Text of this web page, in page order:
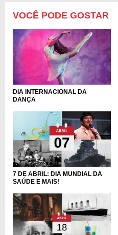
VOCÊ PODE GOSTAR
DIA INTERNACIONAL DA
DANÇA
7 DE ABRIL: DIA MUNDIAL DA
SAÚDE E MAIS!